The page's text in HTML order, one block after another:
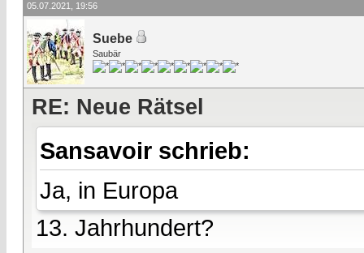
05.07.2021, 19:56
Suebe
Saubär
RE: Neue Rätsel
Sansavoir schrieb:
Ja, in Europa
13. Jahrhundert?